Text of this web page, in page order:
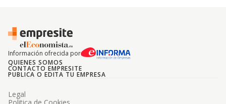
Información ofrecida por
QUIENES SOMOS
CONTACTO EMPRESITE
PUBLICA O EDITA TU EMPRESA
Legal